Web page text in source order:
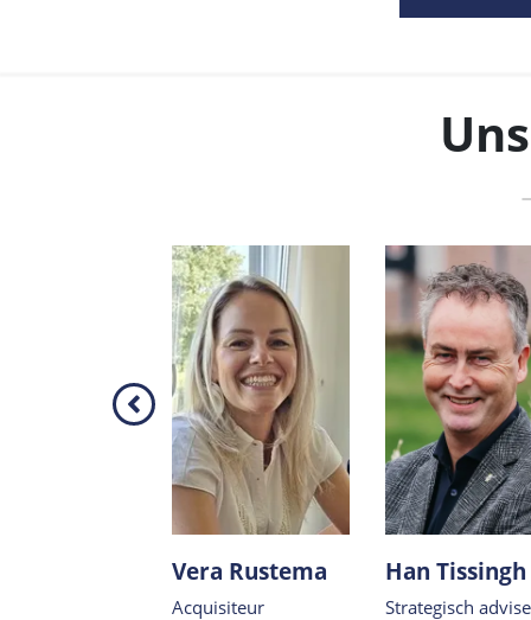
Vera Rustema
Acquisiteur
Han Tissingh
Strategisch